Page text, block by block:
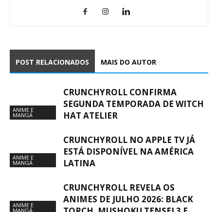
POST RELACIONADOS MAIS DO AUTOR
ANIME E
MANGÁ
CRUNCHYROLL CONFIRMA
SEGUNDA TEMPORADA DE WITCH
HAT ATELIER
ANIME E
MANGÁ
CRUNCHYROLL NO APPLE TV JÁ
ESTÁ DISPONÍVEL NA AMÉRICA
LATINA
ANIME E
MANGÁ
CRUNCHYROLL REVELA OS
ANIMES DE JULHO 2026: BLACK